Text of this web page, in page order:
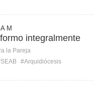
M
integralmente
la Pareja
#Arquidiócesis